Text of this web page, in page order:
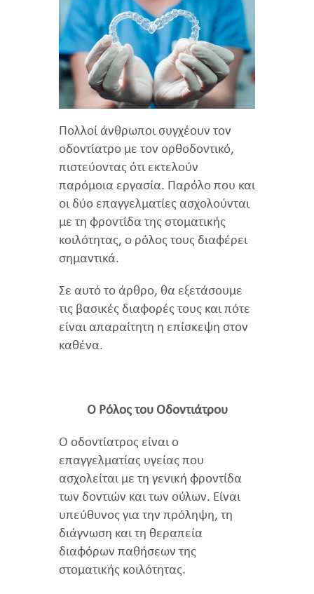
Πολλοί άνθρωποι συγχέουν τον
οδοντίατρο με τον ορθοδοντικό,
πιστεύοντας ότι εκτελούν
παρόμοια εργασία. Παρόλο που και
οι δύο επαγγελματίες ασχολούνται
με τη φροντίδα της στοματικής
κοιλότητας, ο ρόλος τους διαφέρει
σημαντικά.
Σε αυτό το άρθρο, θα εξετάσουμε
τις βασικές διαφορές τους και πότε
είναι απαραίτητη η επίσκεψη στον
καθένα.
Ο Ρόλος του Οδοντιάτρου
Ο οδοντίατρος είναι ο
επαγγελματίας υγείας που
ασχολείται με τη γενική φροντίδα
των δοντιών και των ούλων. Είναι
υπεύθυνος για την πρόληψη, τη
διάγνωση και τη θεραπεία
διαφόρων παθήσεων της
στοματικής κοιλότητας.